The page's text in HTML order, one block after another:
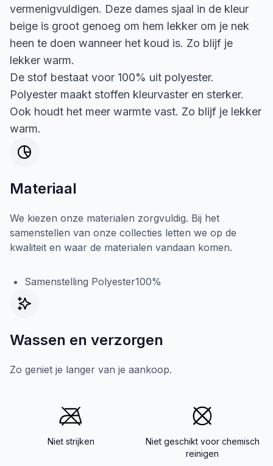
vermenigvuldigen. Deze dames sjaal in de kleur
beige is groot genoeg om hem lekker om je nek
heen te doen wanneer het koud is. Zo blijf je
lekker warm.
De stof bestaat voor 100% uit polyester.
Polyester maakt stoffen kleurvaster en sterker.
Ook houdt het meer warmte vast. Zo blijf je lekker
warm.
Materiaal
We kiezen onze materialen zorgvuldig. Bij het
samenstellen van onze collecties letten we op de
kwaliteit en waar de materialen vandaan komen.
Samenstelling Polyester100%
Wassen en verzorgen
Zo geniet je langer van je aankoop.
Niet strijken
Niet geschikt voor chemisch
reinigen